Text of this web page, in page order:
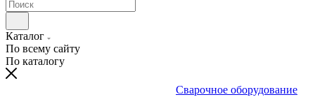
Каталог
По всему сайту
По каталогу
Сварочное оборудование